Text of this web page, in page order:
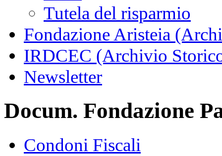
Tutela del risparmio
Fondazione Aristeia
IRDCEC (Archivio
Newsletter
Docum. Fondazione
Condoni Fiscali